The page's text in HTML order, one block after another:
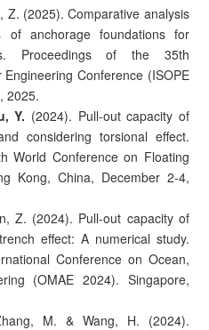
Z. (2025). Comparative analysis
of anchorage foundations for
Proceedings of the 35th
Conference (ISOPE
2025.
Y. (2024). Pull-out capacity of
considering torsional effect.
World Conference on Floating
Kong, China, December 2-4,
Z. (2024). Pull-out capacity of
effect: A numerical study.
Conference on Ocean,
(OMAE 2024). Singapore,
M. & Wang, H. (2024).